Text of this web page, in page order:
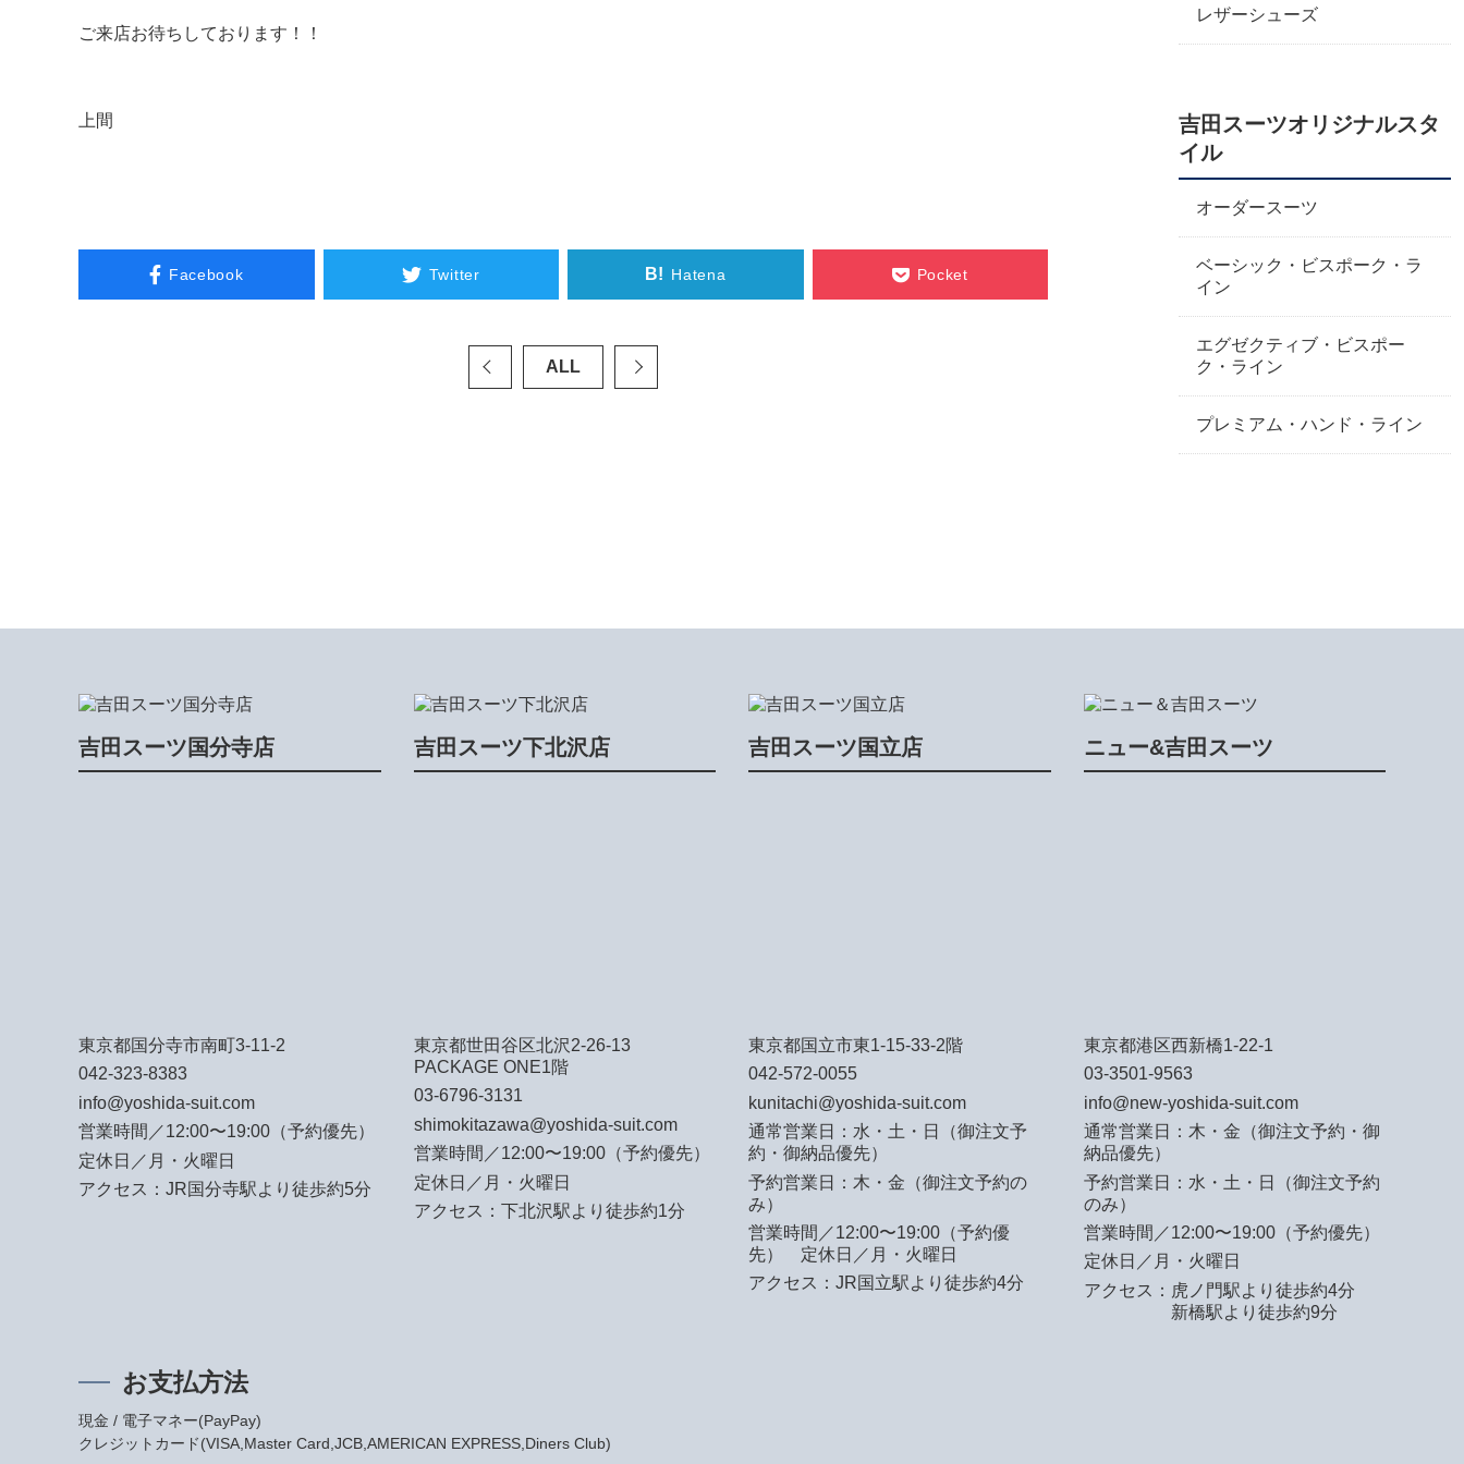
ご来店お待ちしております！！
上間
Facebook Twitter B! Hatena Pocket
ALL
レザーシューズ
吉田スーツオリジナルスタ
イル
オーダースーツ
ベーシック・ビスポーク・ラ
イン
エグゼクティブ・ビスポー
ク・ライン
プレミアム・ハンド・ライン
吉田スーツ国分寺店
東京都国分寺市南町3-11-2
042-323-8383
info@yoshida-suit.com
営業時間／12:00〜19:00（予約優先）
定休日／月・火曜日
アクセス：JR国分寺駅より徒歩約5分
吉田スーツ下北沢店
東京都世田谷区北沢2-26-13
PACKAGE ONE1階
03-6796-3131
shimokitazawa@yoshida-suit.com
営業時間／12:00〜19:00（予約優先）
定休日／月・火曜日
アクセス：下北沢駅より徒歩約1分
吉田スーツ国立店
東京都国立市東1-15-33-2階
042-572-0055
kunitachi@yoshida-suit.com
通常営業日：水・土・日（御注文予
約・御納品優先）
予約営業日：木・金（御注文予約の
み）
営業時間／12:00〜19:00（予約優
先） 定休日／月・火曜日
アクセス：JR国立駅より徒歩約4分
ニュー&吉田スーツ
東京都港区西新橋1-22-1
03-3501-9563
info@new-yoshida-suit.com
通常営業日：木・金（御注文予約・御
納品優先）
予約営業日：水・土・日（御注文予約
のみ）
営業時間／12:00〜19:00（予約優先）
定休日／月・火曜日
アクセス： 虎ノ門駅より徒歩約4分
新橋駅より徒歩約9分
お支払方法
現金 / 電子マネー(PayPay)
クレジットカード(VISA,Master Card,JCB,AMERICAN EXPRESS,Diners Club)